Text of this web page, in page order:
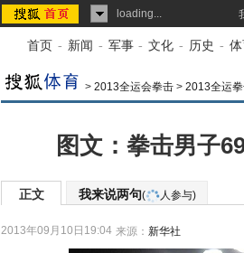
loading...
首页 - 新闻 - 军事 - 文化 - 历史 - 体
> 2013全运会拳击 > 2013全运
图文：拳击男子
正文 我来说两句( 人参与)
2013年09月10日19:04 来源： 新华社